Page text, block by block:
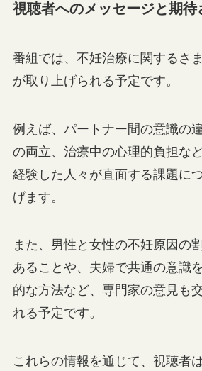
視聴者へのメッセージと期待
番組では、不妊治療に関するさ
が取り上げられる予定です。
例えば、パートナー間の意識の
の両立、治療中の心理的負担な
経験した人々が直面する課題に
げます。
また、男性と女性の不妊原因の
あることや、夫婦で共通の意識
的な方法など、専門家の意見も
れる予定です。
これらの情報を通じて、視聴者